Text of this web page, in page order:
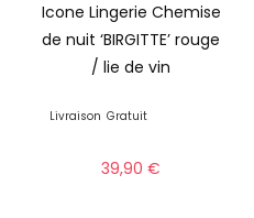
Icone Lingerie Chemise
de nuit ‘BIRGITTE’ rouge
/ lie de vin
Livraison Gratuit
39,90€